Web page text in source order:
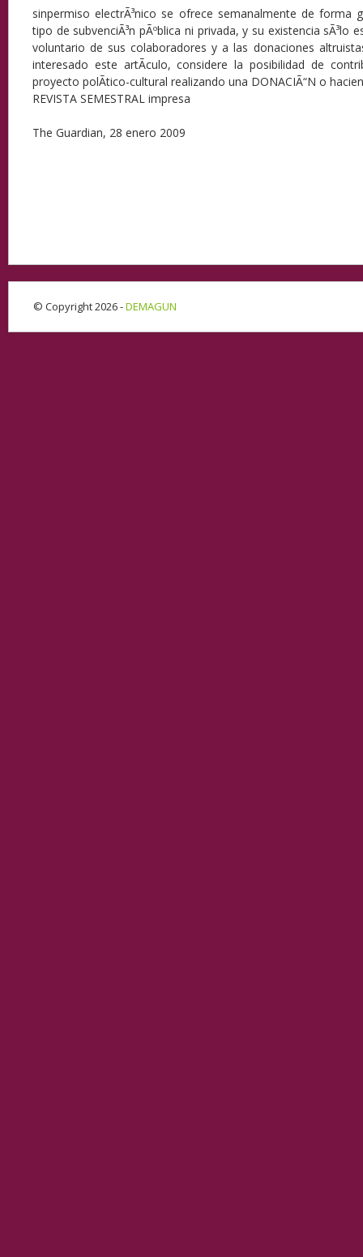
sinpermiso electrÃ³nico se ofrece semanalmente de forma
tipo de subvenciÃ³n pÃºblica ni privada, y su existencia sÃ³lo
voluntario de sus colaboradores y a las donaciones
interesado este artÃ­culo, considere la posibilidad de
proyecto polÃ­tico-cultural realizando una DONACIÃ“N o
REVISTA SEMESTRAL impresa
The Guardian, 28 enero 2009
© Copyright 2026 -DEMAGUN